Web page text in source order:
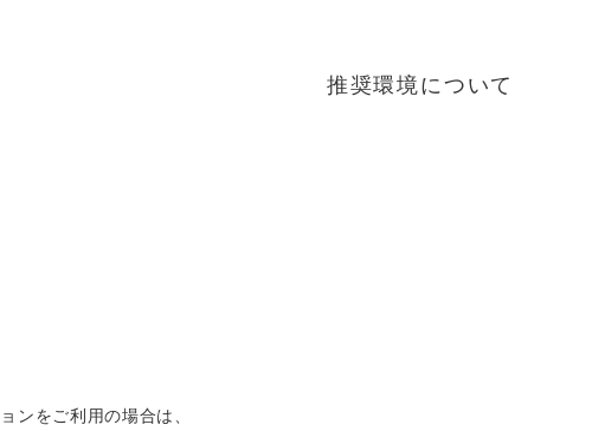
推奨環境について
ンをご利用の場合は、